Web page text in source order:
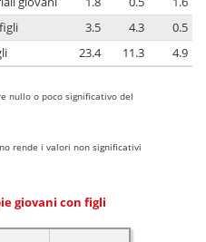
3.5 4.3
0.5
23.4 11.3 4.9
nullo o poco significativo del
rende i valori non significativi
giovani con figli